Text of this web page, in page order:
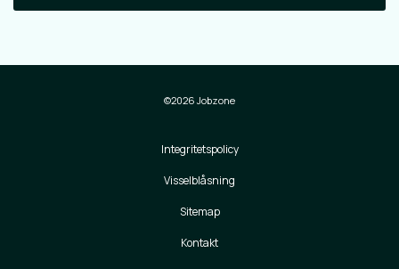
©2026 Jobzone
Integritetspolicy
Visselblåsning
Sitemap
Kontakt